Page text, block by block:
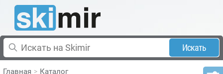
Искать
Главная Каталог